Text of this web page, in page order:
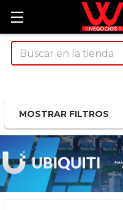
Buscar
Sidebar
MOSTRAR FILTROS